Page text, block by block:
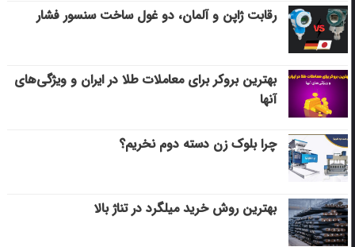
رقابت ژاپن و آلمان، دو غول ساخت سنسور فشار
بهترین بروکر برای معاملات طلا در ایران و ویژگی‌های
آنها
چرا بلوک زن دسته دوم نخریم؟
بهترین روش خرید میلگرد در تناژ بالا